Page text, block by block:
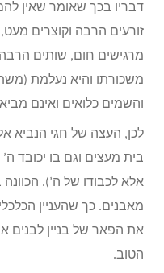
דבריו בכך שאומר שאין
זורעים הרבה וקוצרים
מרגישים חום, שותים
משכורתו והיא נעלמת
והשמים כלואים ואינם
לכן, העצה של חגי הנביא
בית מעצים וגם בו יכובד
אלא לכבודו של ה’).
מאבנים. כך שהעניין
את הפאר של בניין לבנים
הטוב.